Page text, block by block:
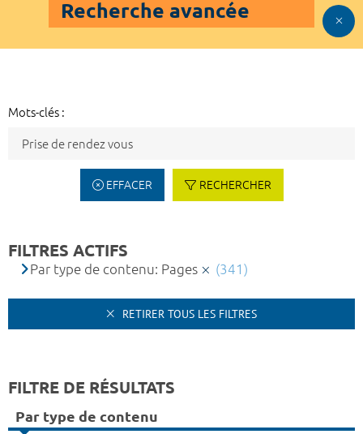
Recherche avancée
Mots-clés :
EFFACER RECHERCHER
FILTRES ACTIFS
Par type de contenu: Pages (341)
RETIRER TOUS LES FILTRES
FILTRE DE RÉSULTATS
Par type de contenu